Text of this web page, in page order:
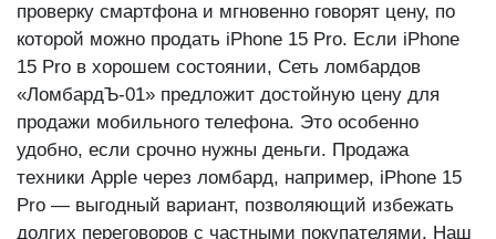
проверку смартфона и мгновенно говорят цену, по
которой можно продать iPhone 15 Pro. Если iPhone
15 Pro в хорошем состоянии, Сеть ломбардов
«ЛомбардЪ-01» предложит достойную цену для
продажи мобильного телефона. Это особенно
удобно, если срочно нужны деньги. Продажа
техники Apple через ломбард, например, iPhone 15
Pro — выгодный вариант, позволяющий избежать
долгих переговоров с частными покупателями. Наш